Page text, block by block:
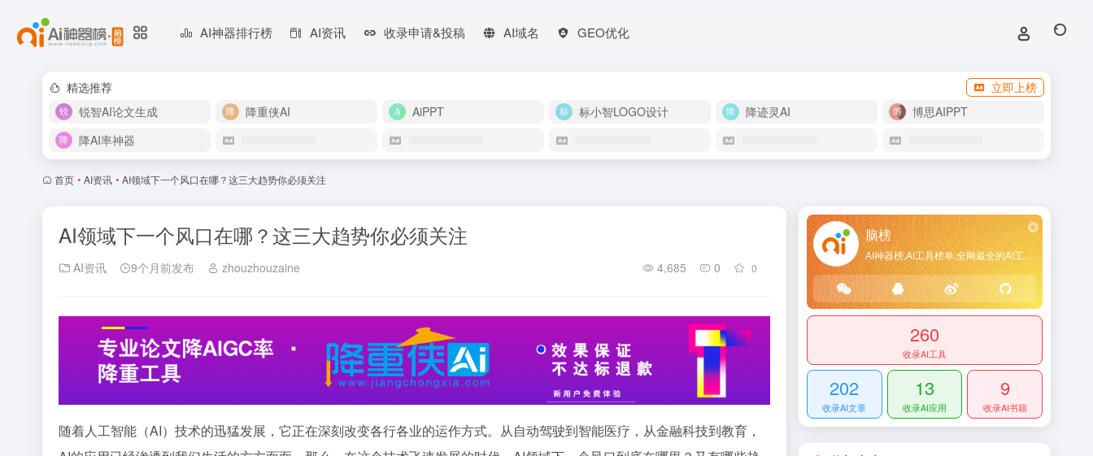
AI神器排行榜 AI资讯 收录申请&投稿 AI域名 GEO优化
精选推荐
立即上榜
锐智AI论文生成
降重侠AI AiPPT 标小智LOGO设计 降迹灵AI
博思AIPPT
降AI率神器
首页 • AI资讯 • AI领域下一个风口在哪？这三大趋势你必须关注
AI领域下一个风口在哪？这三大趋势你必须关注
AI资讯 9个月前发布 zhouzhouzaine 4,685 0 0
随着人工智能（AI）技术的迅猛发展，它正在深刻改变各行各业的运作方式。从自动驾驶到智能医疗，从金融科技到教育，
脑榜
AI神器榜,AI工具榜单,全网最全的AI工具导航网站
260
收录AI工具
202
收录AI文章
13
收录AI应用
9
收录AI书籍